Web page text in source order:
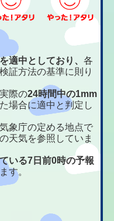
適中としており、各
証方法の基準に則り
際の24時間中の1mm
場合に適中と判定し
象庁の定める地点で
の天気を参照していま
いる7日前0時の予報
す。